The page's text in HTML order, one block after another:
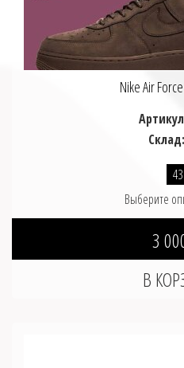
Nike Air
Склад:
43
Выберите
3